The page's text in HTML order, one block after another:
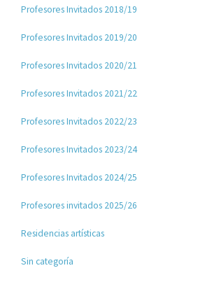
Profesores Invitados 2018/19
Profesores Invitados 2019/20
Profesores Invitados 2020/21
Profesores Invitados 2021/22
Profesores Invitados 2022/23
Profesores Invitados 2023/24
Profesores Invitados 2024/25
Profesores invitados 2025/26
Residencias artísticas
Sin categoría